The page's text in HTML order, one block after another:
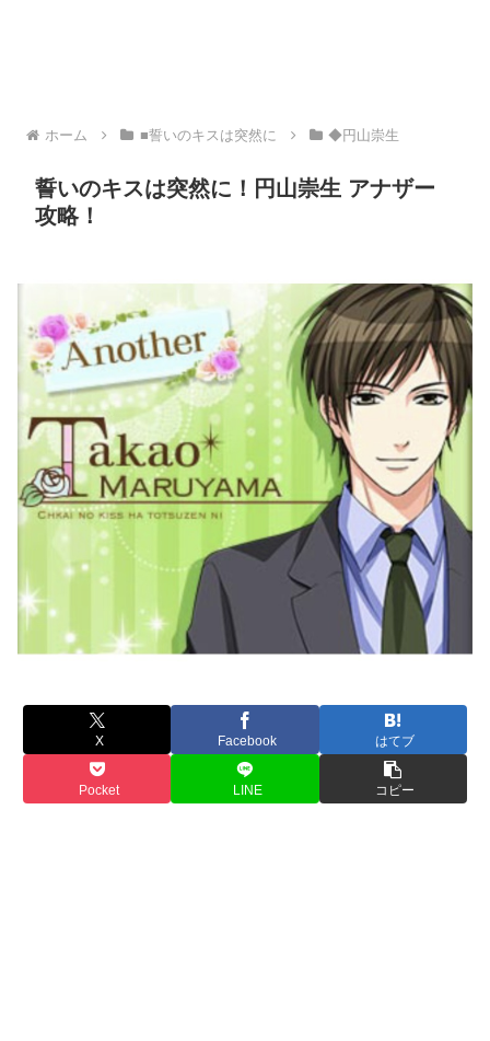
ホーム ■誓いのキスは突然に ◆円山崇生
誓いのキスは突然に！円山崇生 アナザー
攻略！
X Facebook はてブ
Pocket LINE コピー